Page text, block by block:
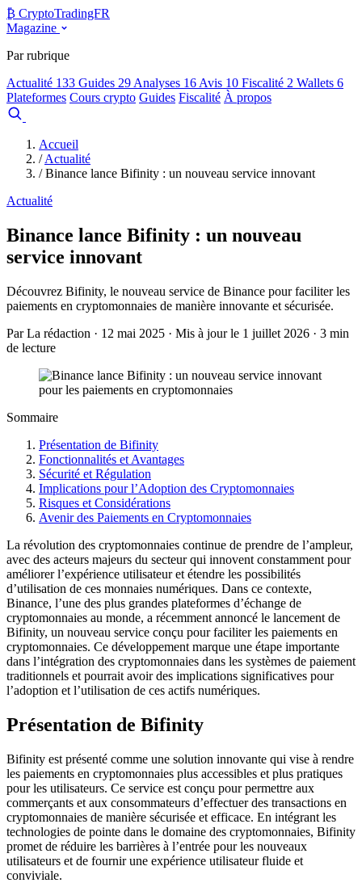
₿ CryptoTradingFR
Magazine
Par rubrique
Actualité 133 Guides 29 Analyses 16 Avis 10 Fiscalité 2 Wallets 6
Plateformes Cours crypto Guides Fiscalité À propos
Accueil
/ Actualité
/ Binance lance Bifinity : un nouveau service innovant
Actualité
Binance lance Bifinity : un nouveau
service innovant
Découvrez Bifinity, le nouveau service de Binance pour faciliter les
paiements en cryptomonnaies de manière innovante et sécurisée.
Par La rédaction · 12 mai 2025 · Mis à jour le 1 juillet 2026 · 3 min
de lecture
Sommaire
Présentation de Bifinity
Fonctionnalités et Avantages
Sécurité et Régulation
Implications pour l’Adoption des Cryptomonnaies
Risques et Considérations
Avenir des Paiements en Cryptomonnaies
La révolution des cryptomonnaies continue de prendre de l’ampleur,
avec des acteurs majeurs du secteur qui innovent constamment pour
améliorer l’expérience utilisateur et étendre les possibilités
d’utilisation de ces monnaies numériques. Dans ce contexte,
Binance, l’une des plus grandes plateformes d’échange de
cryptomonnaies au monde, a récemment annoncé le lancement de
Bifinity, un nouveau service conçu pour faciliter les paiements en
cryptomonnaies. Ce développement marque une étape importante
dans l’intégration des cryptomonnaies dans les systèmes de paiement
traditionnels et pourrait avoir des implications significatives pour
l’adoption et l’utilisation de ces actifs numériques.
Présentation de Bifinity
Bifinity est présenté comme une solution innovante qui vise à rendre
les paiements en cryptomonnaies plus accessibles et plus pratiques
pour les utilisateurs. Ce service est conçu pour permettre aux
commerçants et aux consommateurs d’effectuer des transactions en
cryptomonnaies de manière sécurisée et efficace. En intégrant les
technologies de pointe dans le domaine des cryptomonnaies, Bifinity
promet de réduire les barrières à l’entrée pour les nouveaux
utilisateurs et de fournir une expérience utilisateur fluide et
conviviale.